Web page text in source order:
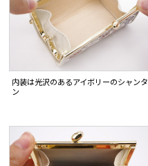
内装は光沢のあるアイボリーのシャンタ
ン